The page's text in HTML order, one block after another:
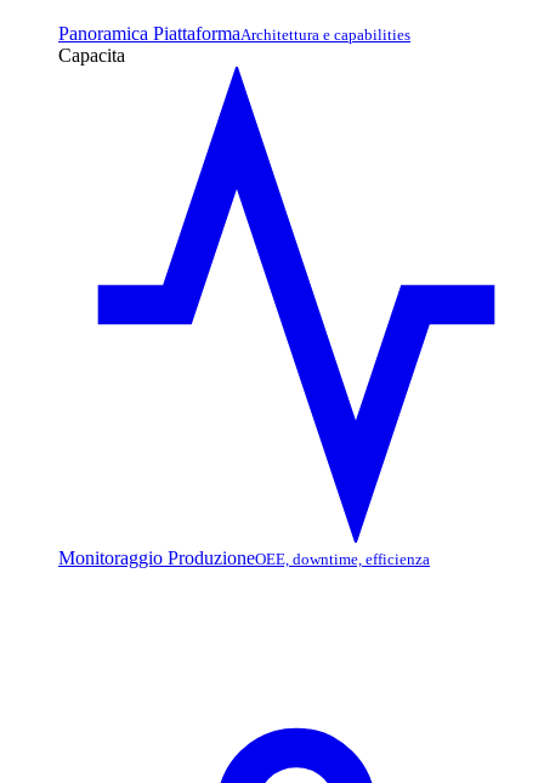
Panoramica PiattaformaArchitettura e capabilities
Capacita
Monitoraggio ProduzioneOEE, downtime, efficienza